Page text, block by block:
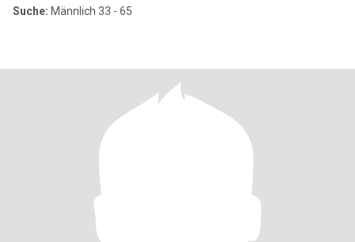
Suche: Männlich 33 - 65